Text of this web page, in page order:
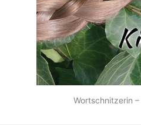
Wortschnitzerin